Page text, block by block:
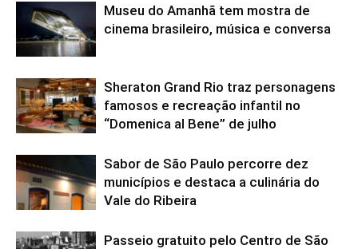
Museu do Amanhã tem mostra de
cinema brasileiro, música e conversa
Sheraton Grand Rio traz personagens
famosos e recreação infantil no
“Domenica al Bene” de julho
Sabor de São Paulo percorre dez
municípios e destaca a culinária do
Vale do Ribeira
Passeio gratuito pelo Centro de São